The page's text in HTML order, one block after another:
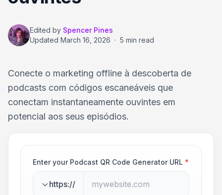
Edited by Spencer Pines
Updated March 16, 2026 · 5 min read
Conecte o marketing offline à descoberta de
podcasts com códigos escaneáveis que
conectam instantaneamente ouvintes em
potencial aos seus episódios.
Enter your Podcast QR Code Generator URL *
https://